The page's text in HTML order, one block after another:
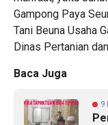
Gampong Paya
Tani Beuna Usaha
Dinas Pertanian
Baca Juga
9